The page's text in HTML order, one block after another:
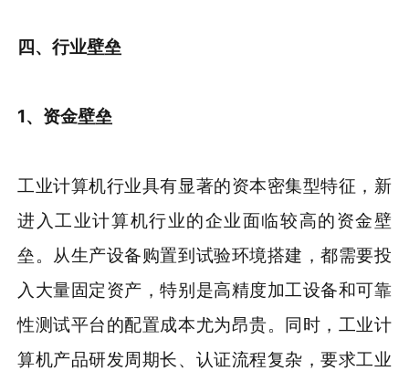
四、行业壁垒
1、 资金壁垒
工业计算机行业具有显著的资本密集型特征，新
进入工业计算机行业的企业面临较高的资金壁
垒。从生产设备购置到试验环境搭建，都需要投
入大量固定资产，特别是高精度加工设备和可靠
性测试平台的配置成本尤为昂贵。同时，工业计
算机产品研发周期长、认证流程复杂，要求工业